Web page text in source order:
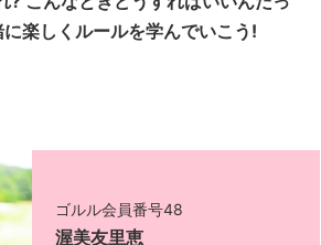
楽しくルールを学んでいこう!
ゴルル会員番号48
渥美友里恵